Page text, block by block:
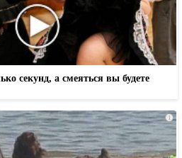
секунд, а смеяться вы будете
i